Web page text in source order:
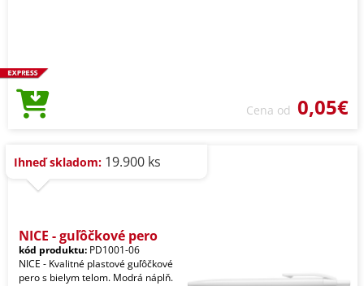
Cena od 0,05€
Ihneď skladom: 19.900 ks
NICE - guľôčkové pero
kód produktu: PD1001-06
NICE - Kvalitné plastové guľôčkové
pero s bielym telom. Modrá náplň.